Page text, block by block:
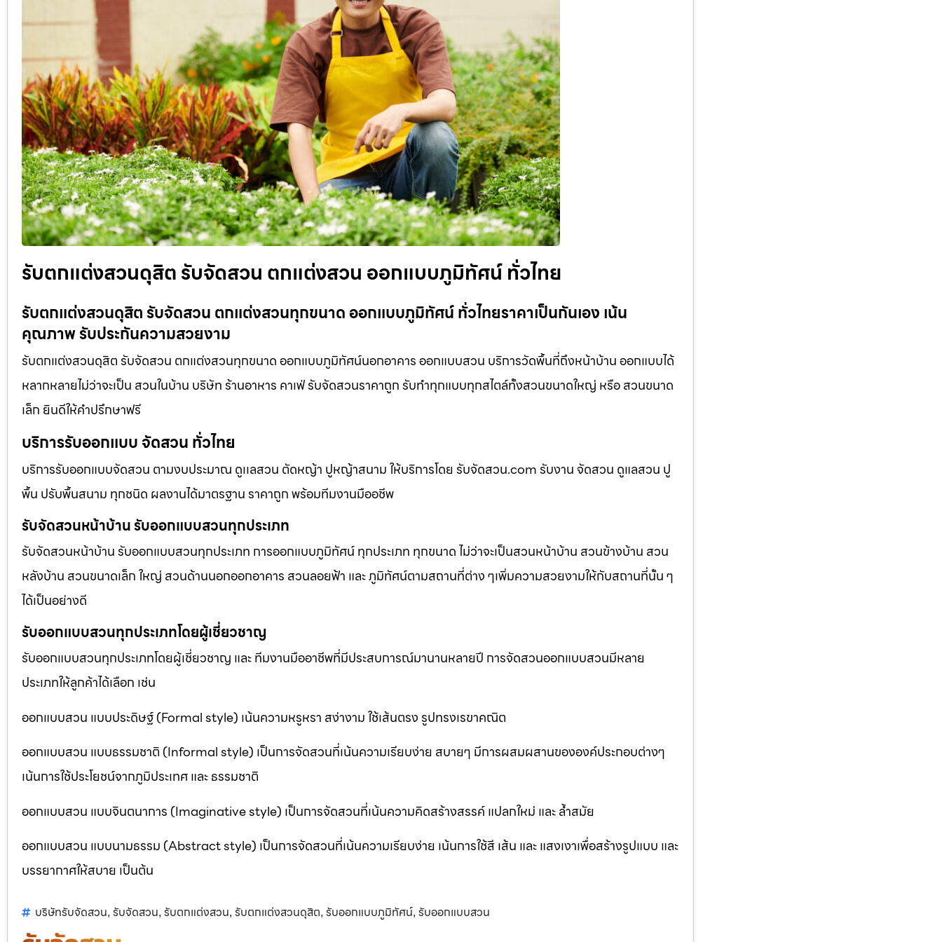
รับตกแต่งสวนดุสิต รับจัดสวน ตกแต่งสวน ออกแบบภูมิทัศน์ ทั่วไทย
รับตกแต่งสวนดุสิต รับจัดสวน ตกแต่งสวนทุกขนาด ออกแบบภูมิทัศน์ ทั่วไทยราคาเป็นกันเอง เน้น
คุณภาพ รับประกันความสวยงาม
รับตกแต่งสวนดุสิต รับจัดสวน ตกแต่งสวนทุกขนาด ออกแบบภูมิทัศน์นอกอาคาร ออกแบบสวน บริการวัดพื้นที่ถึงหน้าบ้าน ออกแบบได้
หลากหลายไม่ว่าจะเป็น สวนในบ้าน บริษัท ร้านอาหาร คาเฟ่ รับจัดสวนราคาถูก รับทำทุกแบบทุกสไตล์ทั้งสวนขนาดใหญ่ หรือ สวนขนาด
เล็ก ยินดีให้คำปรึกษาฟรี
บริการรับออกแบบ จัดสวน ทั่วไทย
บริการรับออกแบบจัดสวน ตามงบประมาณ ดูเเลสวน ตัดหญ้า ปูหญ้าสนาม ให้บริการโดย รับจัดสวน.com รับงาน จัดสวน ดูแลสวน ปู
พื้น ปรับพื้นสนาม ทุกชนิด ผลงานได้มาตรฐาน ราคาถูก พร้อมทีมงานมืออชีพ
รับจัดสวนหน้าบ้าน รับออกแบบสวนทุกประเภท
รับจัดสวนหน้าบ้าน รับออกแบบสวนทุกประเภท การออกแบบภูมิทัศน์ ทุกประเภท ทุกขนาด ไม่ว่าจะเป็นสวนหน้าบ้าน สวนข้างบ้าน สวน
หลังบ้าน สวนขนาดเล็ก ใหญ่ สวนด้านนอกออกอาคาร สวนลอยฟ้า และ ภูมิทัศน์ตามสถานที่ต่าง ๆเพิ่มความสวยงามให้กับสถานที่นั้น ๆ
ได้เป็นอย่างดี
รับออกแบบสวนทุกประเภทโดยผู้เชี่ยวชาญ
รับออกแบบสวนทุกประเภทโดยผู้เชี่ยวชาญ และ ทีมงานมืออาชีพที่มีประสบการณ์มานานหลายปี การจัดสวนออกแบบสวนมีหลาย
ประเภทให้ลูกค้าได้เลือก เช่น
ออกแบบสวน แบบประดิษฐ์ (Formal style) เน้นความหรูหรา สง่างาม ใช้เส้นตรง รูปทรงเรขาคณิต
ออกแบบสวน แบบธรรมชาติ (Informal style) เป็นการจัดสวนที่เน้นความเรียบง่าย สบายๆ มีการผสมผสานขององค์ประกอบต่างๆ
เน้นการใช้ประโยชน์จากภูมิประเทศ และ ธรรมชาติ
ออกแบบสวน แบบจินตนาการ (Imaginative style) เป็นการจัดสวนที่เน้นความคิดสร้างสรรค์ แปลกใหม่ และ ล้ำสมัย
ออกแบบสวน แบบนามธรรม (Abstract style) เป็นการจัดสวนที่เน้นความเรียบง่าย เน้นการใช้สี เส้น และ แสงเงาเพื่อสร้างรูปแบบ และ
บรรยากาศให้สบาย เป็นต้น
บริษัทรับจัดสวน, รับจัดสวน, รับตกแต่งสวน, รับตกแต่งสวนดุสิต, รับออกแบบภูมิทัศน์, รับออกแบบสวน